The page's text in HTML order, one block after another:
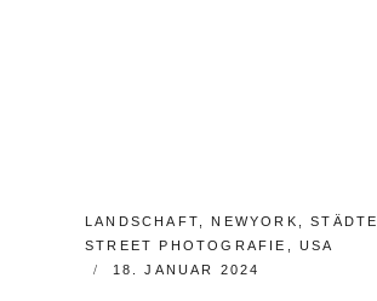
CATEGORIES:
LANDSCHAFT NEWYORK ,STÄDTE
STREET PHOTOGRAFIE
,USA
POSTED
18. JANUAR 2024